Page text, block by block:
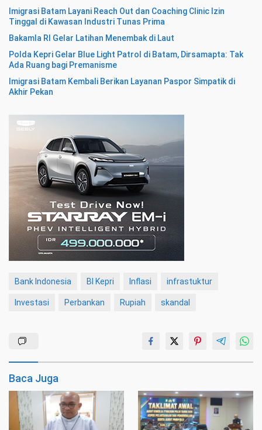
Imigrasi Batam Layani Reach Out dan Coaching Clinic Izin
Tinggal di Kawasan Industri Tunas Prima
Bakamla RI Gelar Latihan Menembak di Laut
Polda Kepri Gelar Blue Light Patrol di Batam, Dirsamapta: Tak
Ada Ruang bagi Premanisme
Imigrasi Batam Kembali Berikan Layanan Paspor Simpatik di
Akhir Pekan
Bank Indonesia BI Kepri Inflasi infrastuktur
Investasi Perbankan Rupiah skandal
Baca Juga